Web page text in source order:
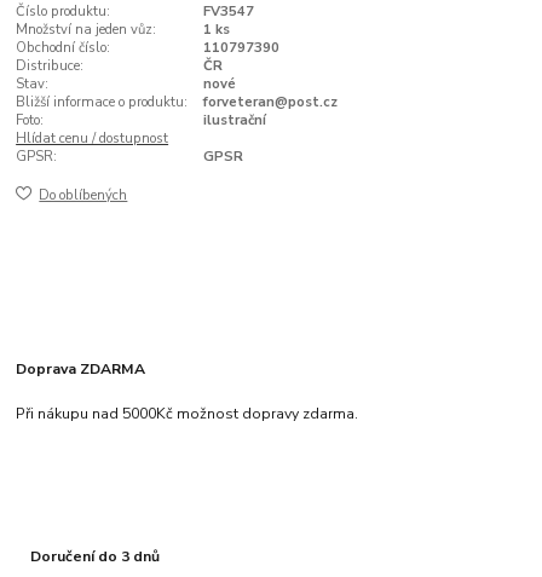
Číslo produktu:
FV3547
Množství na jeden vůz:
1 ks
Obchodní číslo:
110797390
Distribuce:
ČR
Stav:
nové
Bližší informace o produktu:
forveteran@post.cz
Foto:
ilustrační
Hlídat cenu / dostupnost
GPSR:
GPSR
Do oblíbených
Doprava ZDARMA
Při nákupu nad 5000Kč možnost dopravy zdarma.
Doručení do 3 dnů